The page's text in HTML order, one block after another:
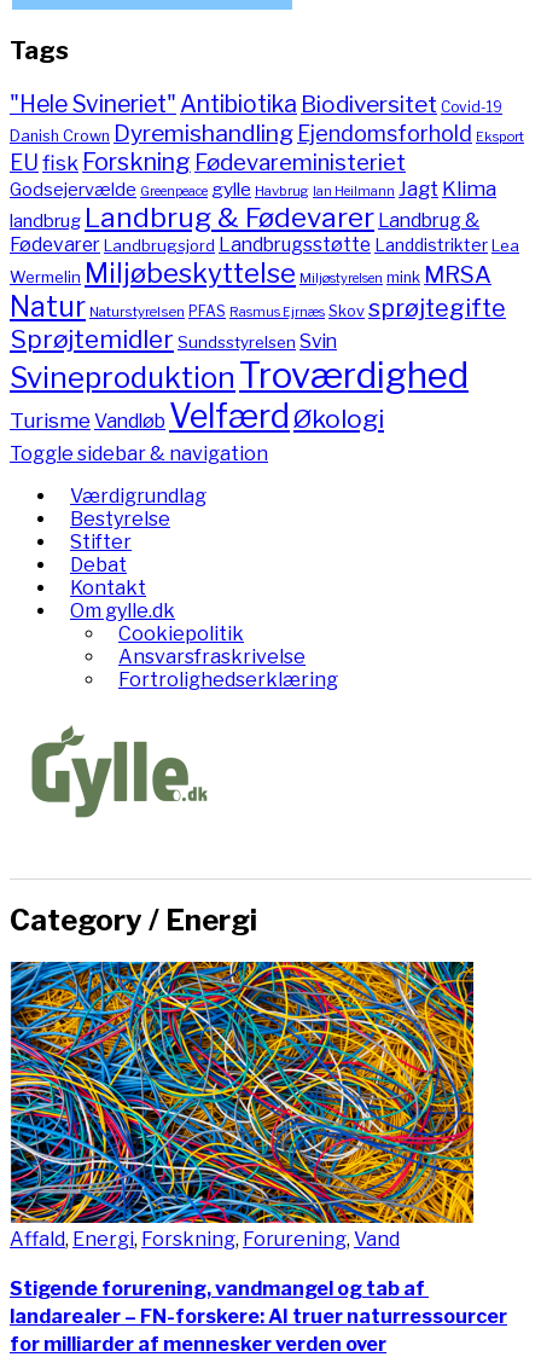
Tags
"Hele Svineriet" Antibiotika Biodiversitet Covid-19
Danish Crown Dyremishandling Ejendomsforhold Eksport
EUfisk Forskning Fødevareministeriet
Godsejervælde Greenpeace gylle Havbrug Ian Heilmann Jagt Klima
landbrug Landbrug & Fødevarer Landbrug &
FødevarerLandbrugsjord Landbrugsstøtte LanddistrikterLea
Wermelin Miljøbeskyttelse Miljøstyrelsen mink MRSA
Natur Naturstyrelsen PFAS Rasmus Ejrnæs Skov sprøjtegifte
Sprøjtemidler Sundsstyrelsen Svin
Svineproduktion Troværdighed
TurismeVandløb Velfærd Økologi
Toggle sidebar & navigation
Værdigrundlag
Bestyrelse
Stifter
Debat
Kontakt
Om gylle.dk
Cookiepolitik
Ansvarsfraskrivelse
Fortrolighedserklæring
Category / Energi
Affald, Energi, Forskning, Forurening, Vand
Stigende forurening, vandmangel og tab af ​​
landarealer – FN-forskere: AI truer naturressourcer
for milliarder af mennesker verden over